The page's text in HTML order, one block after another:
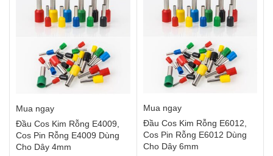
Mua ngay
Đầu Cos Kim Rỗng E4009,
Cos Pin Rỗng E4009 Dùng
Cho Dây 4mm
Mua ngay
Đầu Cos Kim Rỗng E6012,
Cos Pin Rỗng E6012 Dùng
Cho Dây 6mm